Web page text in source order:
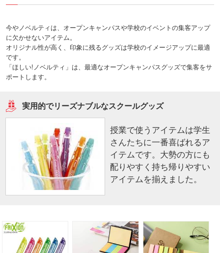
今やノベルティは、オープンキャンパスや学校のイベントの集客アップ
に欠かせないアイテム。
オリジナル性が高く、印象に残るグッズは学校のイメージアップに最適
です。
「ほしい!ノベルティ」は、最適なオープンキャンパスグッズで集客をサ
ポートします。
実用的でリーズナブルなスクールグッズ
授業で使うアイテムは学生
さんたちに一番喜ばれるア
イテムです。大勢の方にも
配りやすく持ち帰りやすい
アイテムを揃えました。